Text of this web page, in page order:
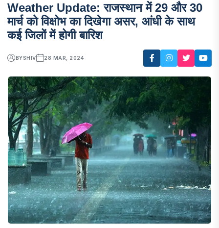
Weather Update: राजस्थान में 29 और 30
मार्च को विक्षोभ का दिखेगा असर, आंधी के साथ
कई जिलों में होगी बारिश
BYSHIV 28 MAR, 2024